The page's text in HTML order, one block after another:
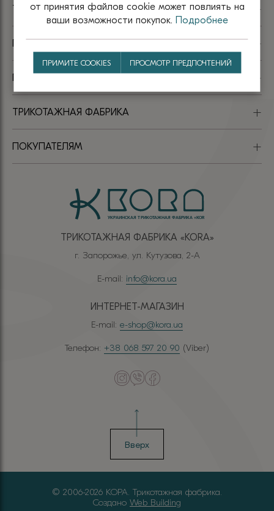
ТРИКОТАЖНАЯ ФАБРИКА «КОRА»
г. Запорожье, ул. Кутузова, 2-А
E-mail: info@kora.ua
ИНТЕРНЕТ-МАГАЗИН
E-mail: e-shop@kora.ua
Телефон: +38 068 597 20 90 (Viber)
TM KORA
ПАРТНЁРАМ
ПОМОЩЬ
ТРИКОТАЖНАЯ ФАБРИКА
ПОКУПАТЕЛЯМ
Вверх
© 2006-2026 КОРА. Трикотажная фабрика.
Создано Web Building
от принятия файлов сооkіе может повлиять на
ваши возможности покупок. Подробнее
ПРИМИТЕ COOKIES ПРОСМОТР ПРЕДПОЧТЕНИЙ